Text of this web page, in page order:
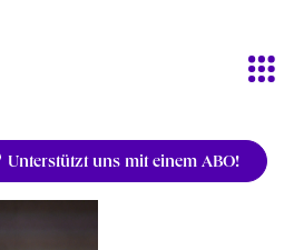
Unterstützt uns mit einem ABO!